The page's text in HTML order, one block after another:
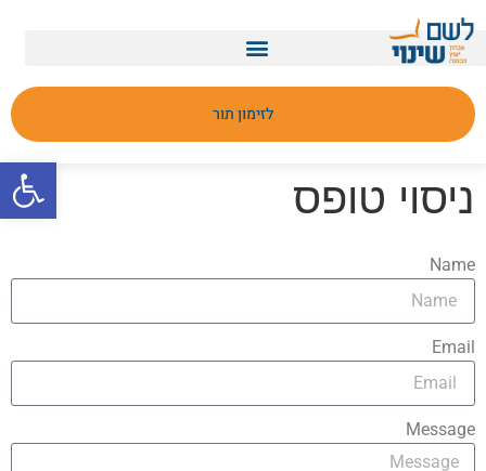
פתח
לזימון תור
ניסוי טופס
Name
Email
Message